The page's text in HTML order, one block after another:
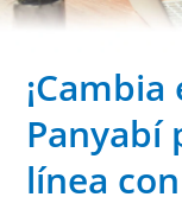
Panyabí
línea